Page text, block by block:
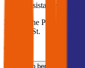
Assistance
Monatliche Prämie
inkl. mVSt.
€ 98,85
Teilkasko berechnen